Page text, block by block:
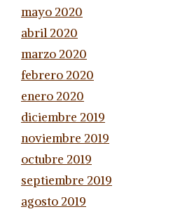
mayo 2020
abril 2020
marzo 2020
febrero 2020
enero 2020
diciembre 2019
noviembre 2019
octubre 2019
septiembre 2019
agosto 2019